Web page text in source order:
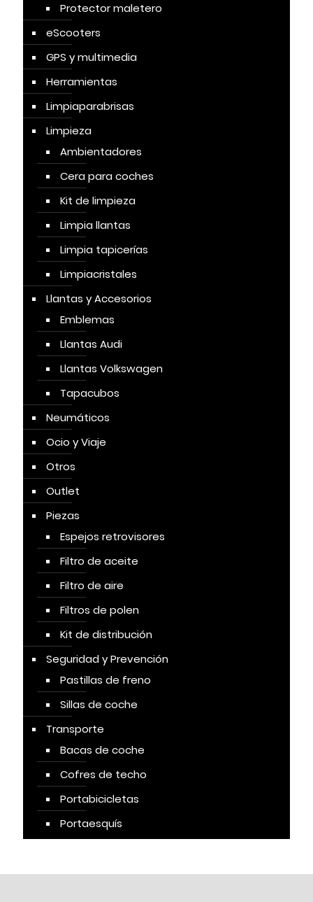
Protector maletero
eScooters
GPS y multimedia
Herramientas
Limpiaparabrisas
Limpieza
Ambientadores
Cera para coches
Kit de limpieza
Limpia llantas
Limpia tapicerías
Limpiacristales
Llantas y Accesorios
Emblemas
Llantas Audi
Llantas Volkswagen
Tapacubos
Neumáticos
Ocio y Viaje
Otros
Outlet
Piezas
Espejos retrovisores
Filtro de aceite
Filtro de aire
Filtros de polen
Kit de distribución
Seguridad y Prevención
Pastillas de freno
Sillas de coche
Transporte
Bacas de coche
Cofres de techo
Portabicicletas
Portaesquís